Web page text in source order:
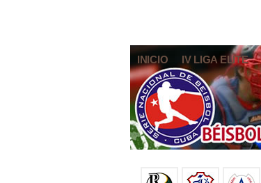
INICIO IV LIGA ELITE